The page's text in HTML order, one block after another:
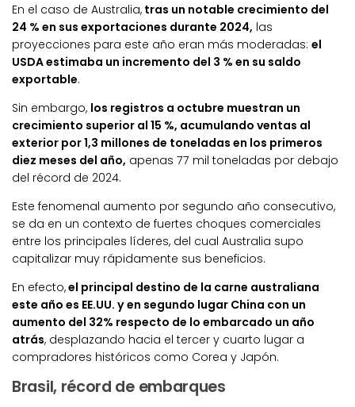
En el caso de Australia, tras un notable crecimiento del
24 % en sus exportaciones durante 2024, las
proyecciones para este año eran más moderadas: el
USDA estimaba un incremento del 3 % en su saldo
exportable.
Sin embargo, los registros a octubre muestran un
crecimiento superior al 15 %, acumulando ventas al
exterior por 1,3 millones de toneladas en los primeros
diez meses del año, apenas 77 mil toneladas por debajo
del récord de 2024.
Este fenomenal aumento por segundo año consecutivo,
se da en un contexto de fuertes choques comerciales
entre los principales líderes, del cual Australia supo
capitalizar muy rápidamente sus beneficios.
En efecto,el principal destino de la carne australiana
este año es EE.UU. y en segundo lugar China con un
aumento del 32% respecto de lo embarcado un año
atrás, desplazando hacia el tercer y cuarto lugar a
compradores históricos como Corea y Japón.
Brasil, récord de embarques